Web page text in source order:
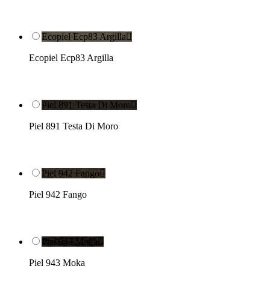
Ecopiel Ecp83 Argilla
Ecopiel Ecp83 Argilla
Piel 891 Testa Di Moro
Piel 891 Testa Di Moro
Piel 942 Fango
Piel 942 Fango
Piel 943 Moka
Piel 943 Moka